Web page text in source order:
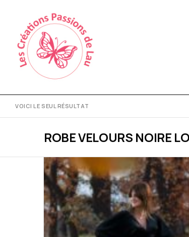
VOICI LE SEUL RÉSULTAT
ROBE VELOURS NOIRE